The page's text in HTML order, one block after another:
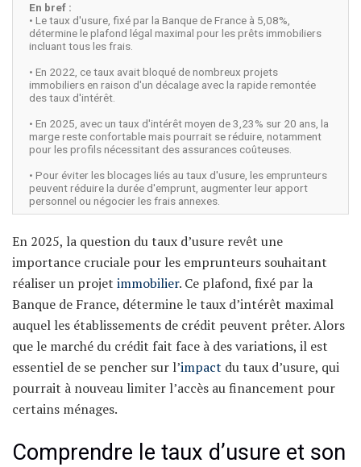
En bref :
• Le taux d'usure, fixé par la Banque de France à 5,08%,
détermine le plafond légal maximal pour les prêts immobiliers
incluant tous les frais.
• En 2022, ce taux avait bloqué de nombreux projets
immobiliers en raison d'un décalage avec la rapide remontée
des taux d'intérêt.
• En 2025, avec un taux d'intérêt moyen de 3,23% sur 20 ans, la
marge reste confortable mais pourrait se réduire, notamment
pour les profils nécessitant des assurances coûteuses.
• Pour éviter les blocages liés au taux d'usure, les emprunteurs
peuvent réduire la durée d'emprunt, augmenter leur apport
personnel ou négocier les frais annexes.
En 2025, la question du taux d’usure revêt une
importance cruciale pour les emprunteurs souhaitant
réaliser un projet immobilier. Ce plafond, fixé par la
Banque de France, détermine le taux d’intérêt maximal
auquel les établissements de crédit peuvent prêter. Alors
que le marché du crédit fait face à des variations, il est
essentiel de se pencher sur l’impact du taux d’usure, qui
pourrait à nouveau limiter l’accès au financement pour
certains ménages.
Comprendre le taux d’usure et son